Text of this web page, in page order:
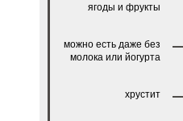
ягоды и фрукты
можно есть даже без
молока или йогурта
хрустит